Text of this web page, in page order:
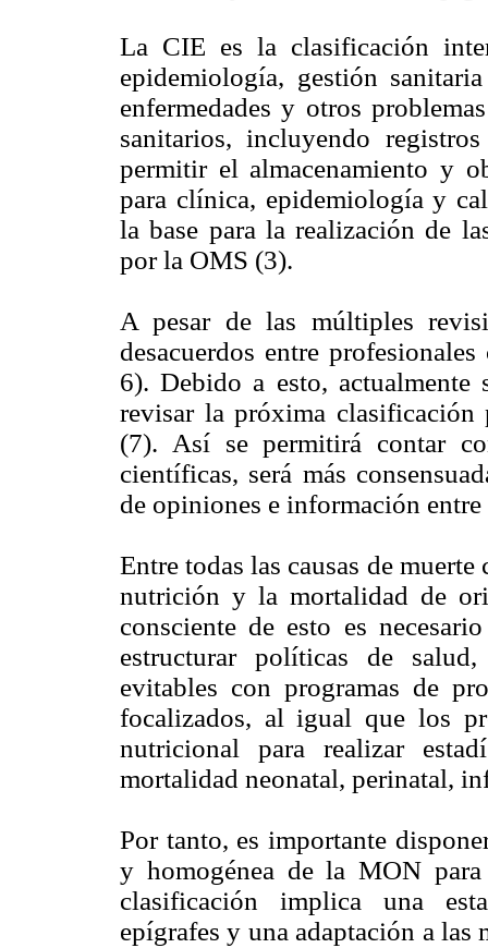
La CIE es la clasificación
epidemiología, gestión
enfermedades y otros
sanitarios, incluyendo
permitir el almacenamiento y
para clínica, epidemiología y
la base para la realización de
por la OMS (3).
A pesar de las múltiples
desacuerdos entre
6). Debido a esto, actualmente
revisar la próxima clasificación
(7). Así se permitirá contar
científicas, será más
de opiniones e información entre
Entre todas las causas de
nutrición y la mortalidad de
consciente de esto es
estructurar políticas de
evitables con programas de
focalizados, al igual que los
nutricional para realizar
mortalidad neonatal, perinatal,
Por tanto, es importante
y homogénea de la MON
clasificación implica una
epígrafes y una adaptación a